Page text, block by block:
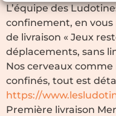
L’équipe des
confinement, en vous
de livraison « Jeux
déplacements, sans
Nos cerveaux
confinés, tout est
https://
Première livraison